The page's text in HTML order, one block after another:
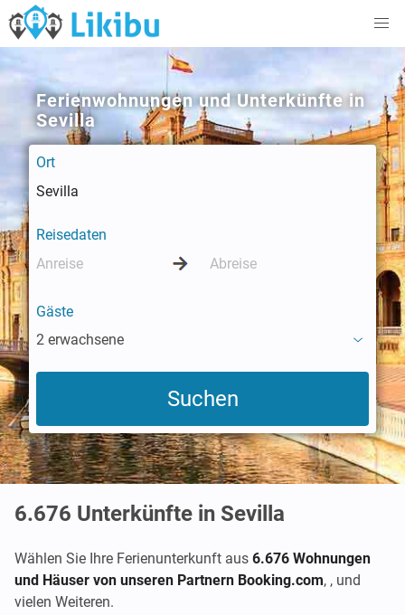
Ferienwohnungen und Unterkünfte in
Sevilla
Ort
Reisedaten
Gäste
2 erwachsene
6.676 Unterkünfte in Sevilla
Wählen Sie Ihre Ferienunterkunft aus 6.676 Wohnungen
und Häuser von unseren Partnern Booking.com, , und
vielen Weiteren.